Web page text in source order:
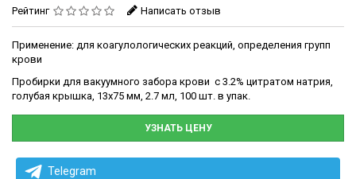
Рейтинг Написать отзыв
Применение: для коагулологических реакций, определения групп
крови
Пробирки для вакуумного забора крови с 3.2% цитратом натрия,
голубая крышка, 13x75 мм, 2.7 мл, 100 шт. в упак.
УЗНАТЬ ЦЕНУ
Telegram